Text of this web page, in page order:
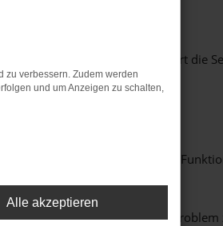
Seiten verhindern. Funktioniert die
dazu führen, dass bestimmte
Wir werden versuchen, das Problem
zu verbessern. Zudem werden
und um Anzeigen zu schalten,
Alle akzeptieren